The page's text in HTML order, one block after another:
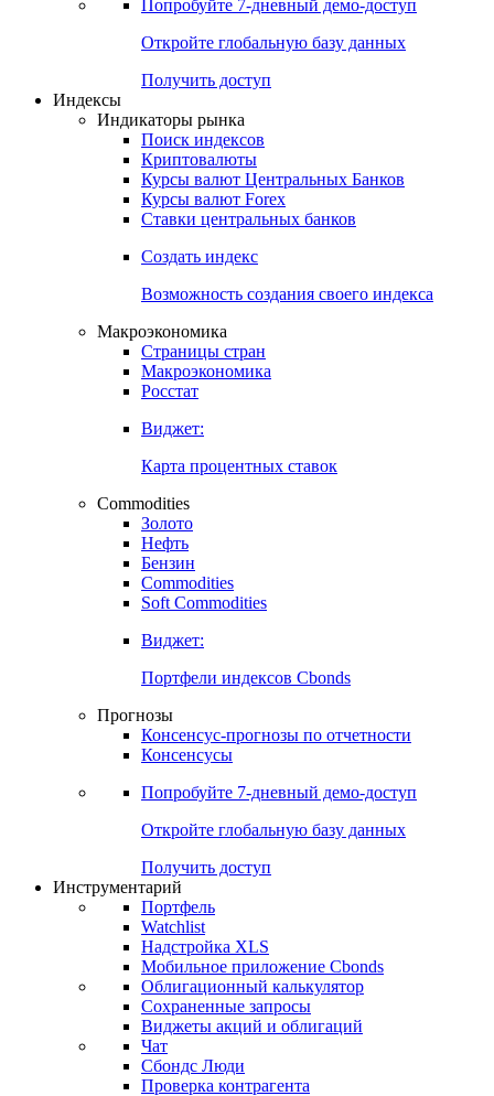
Попробуйте 7-дневный демо-доступ
Откройте глобальную базу данных
Получить доступ
Индексы
Индикаторы рынка
Поиск индексов
Криптовалюты
Курсы валют Центральных Банков
Курсы валют Forex
Ставки центральных банков
Создать индекс
Возможность создания своего индекса
Макроэкономика
Страницы стран
Макроэкономика
Росстат
Виджет:
Карта процентных ставок
Commodities
Золото
Нефть
Бензин
Commodities
Soft Commodities
Виджет:
Портфели индексов Cbonds
Прогнозы
Консенсус-прогнозы по отчетности
Консенсусы
Попробуйте 7-дневный демо-доступ
Откройте глобальную базу данных
Получить доступ
Инструментарий
Портфель
Watchlist
Надстройка XLS
Мобильное приложение Cbonds
Облигационный калькулятор
Сохраненные запросы
Виджеты акций и облигаций
Чат
Сбондс Люди
Проверка контрагента